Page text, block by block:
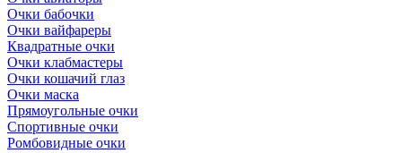
Очки бабочки
Очки вайфареры
Квадратные очки
Очки клабмастеры
Очки кошачий глаз
Очки маска
Прямоугольные очки
Спортивные очки
Ромбовидные очки